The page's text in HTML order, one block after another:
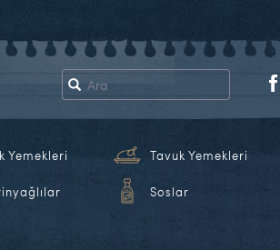
Yemekleri Tavuk Yemekleri
Soslar